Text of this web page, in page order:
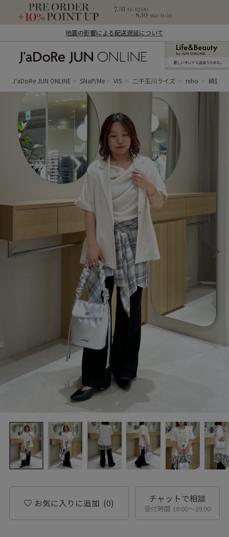
地震の影響による配送遅延について
ン オンライン）
新しいキレイと出合うために。
J'aDoRe JUN ONLINE SNaP/Me VIS 二子玉川ライズ niho 綺麗め
お気に入りに追加 (0) チャットで相談
受付時間 10:00〜19:00